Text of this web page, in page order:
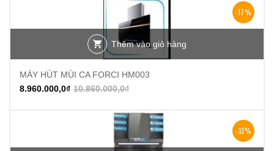
-17%
Thêm vào giỏ hàng
MÁY HÚT MÙI CA FORCI HM003
10.860.000,0₫
8.960.000,0₫
-32%